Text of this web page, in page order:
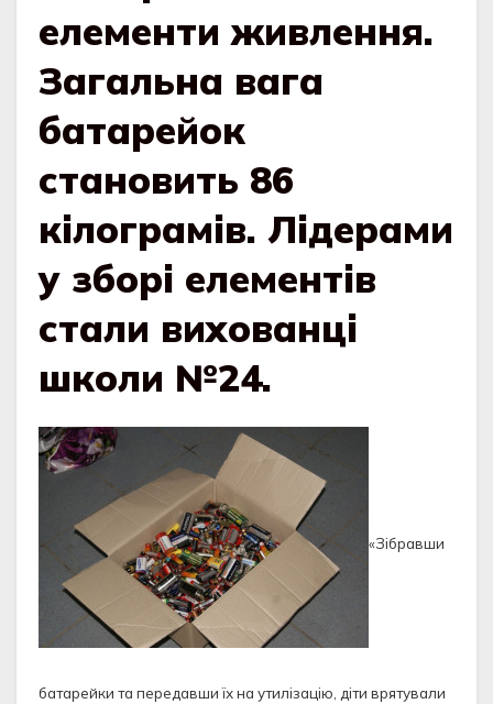
елементи живлення.
Загальна вага
батарейок
становить 86
кілограмів. Лідерами
у зборі елементів
стали вихованці
школи №24.
«Зібравши
батарейки та передавши їх на утилізацію, діти врятували